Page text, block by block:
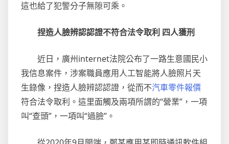
時
尺
度
這也給了犯警分子無隙可乘。
捏造人臉辨認認證不符合法令取利 四人獲刑
近日，廣州internet法院公布了一路生意國民小
我信息案件，涉案職員應用人工智能將人臉照片天
生錄像，捏造人臉辨認認證，從而不汽車零件報價
符合法令取利。這里面觸及兩項所謂的“營業”，一項
叫“查頭”，一項叫“過臉”。